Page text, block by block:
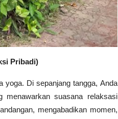
Pribadi)
yoga. Di sepanjang tangga, Anda
suasana relaksasi
mengabadikan momen,